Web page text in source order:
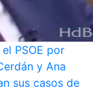
PSOE por
y Ana
sus casos de